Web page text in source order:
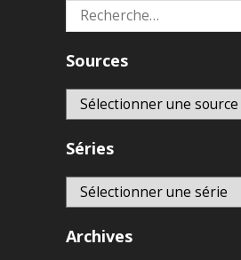
Rechercher :
Sources
Séries
Archives